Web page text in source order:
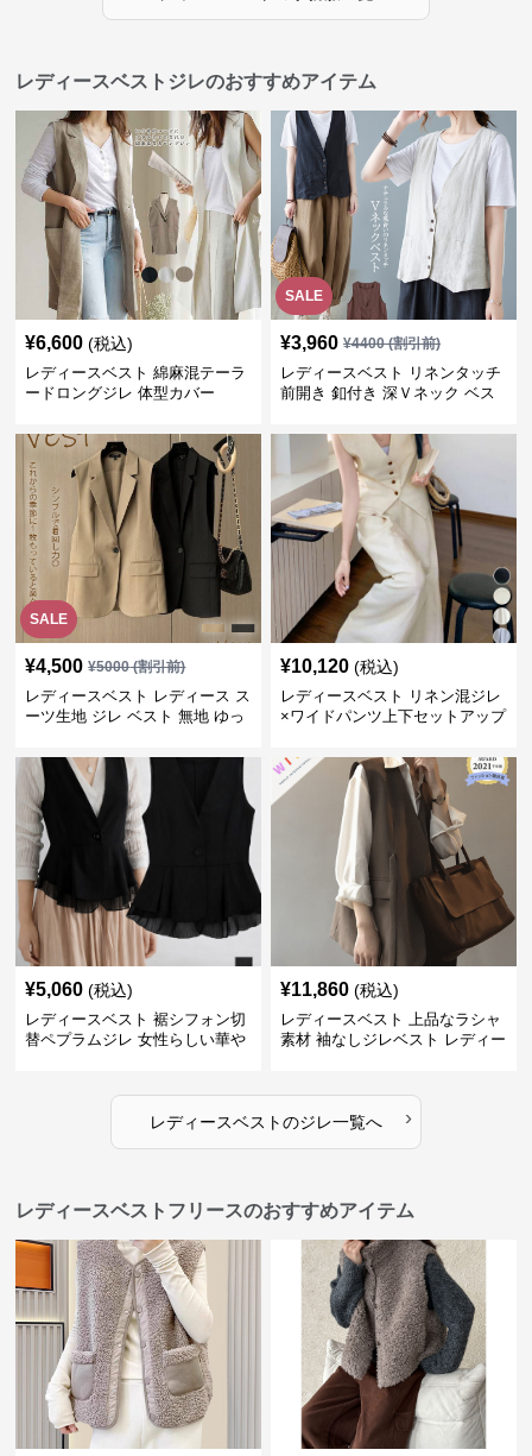
レディースベストジレのおすすめアイテム
¥6,600 (税込)
レディースベスト 綿麻混テーラ
ードロングジレ 体型カバー
SALE
¥3,960 ¥4400(割引前)
レディースベスト リネンタッチ
前開き 釦付き 深Ｖネック ベス
SALE
¥4,500 ¥5000(割引前)
レディースベスト レディース ス
ーツ生地 ジレ ベスト 無地 ゆっ
¥10,120 (税込)
レディースベスト リネン混ジレ
×ワイドパンツ上下セットアップ
¥5,060 (税込)
レディースベスト 裾シフォン切
替ペプラムジレ 女性らしい華や
¥11,860 (税込)
レディースベスト 上品なラシャ
素材 袖なしジレベスト レディー
レディースベストのジレ一覧へ ›
レディースベストフリースのおすすめアイテム